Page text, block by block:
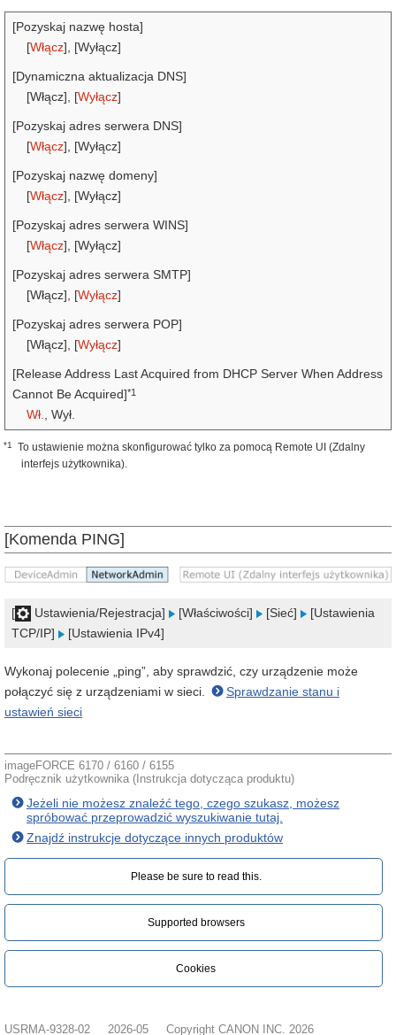
[Pozyskaj nazwę hosta]
[Włącz], [Wyłącz]
[Dynamiczna aktualizacja DNS]
[Włącz], [Wyłącz]
[Pozyskaj adres serwera DNS]
[Włącz], [Wyłącz]
[Pozyskaj nazwę domeny]
[Włącz], [Wyłącz]
[Pozyskaj adres serwera WINS]
[Włącz], [Wyłącz]
[Pozyskaj adres serwera SMTP]
[Włącz], [Wyłącz]
[Pozyskaj adres serwera POP]
[Włącz], [Wyłącz]
[Release Address Last Acquired from DHCP Server When Address
Cannot Be Acquired]*1
Wł. , Wył.
*1
To ustawienie można skonfigurować tylko za pomocą Remote UI (Zdalny
interfejs użytkownika).
[Komenda PING]
[ Ustawienia/Rejestracja] [Właściwości] [Sieć]
[Ustawienia
TCP/IP]
[Ustawienia IPv4]
Wykonaj polecenie „ping”, aby sprawdzić, czy urządzenie może
połączyć się z urządzeniami w sieci.
Sprawdzanie stanu i
ustawień sieci
imageFORCE 6170 / 6160 / 6155
Podręcznik użytkownika (Instrukcja dotycząca produktu)
Jeżeli nie możesz znaleźć tego, czego szukasz, możesz
spróbować przeprowadzić wyszukiwanie tutaj.
Znajdź instrukcje dotyczące innych produktów
Please be sure to read this.‎
Supported browsers
Cookies
USRMA-9328-02 2026-05 Copyright CANON INC. 2026